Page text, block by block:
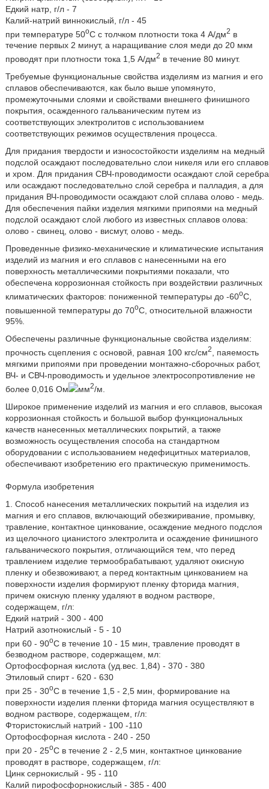
Едкий натр, г/л - 7
Калий-натрий виннокислый, г/л - 45
при температуре 50oC с толчком плотности тока 4 А/дм2 в
течение первых 2 минут, а наращивание слоя меди до 20 мкм
проводят при плотности тока 1,5 А/дм2 в течение 80 минут.
Требуемые функциональные свойства изделиям из магния и его
сплавов обеспечиваются, как было выше упомянуто,
промежуточными слоями и свойствами внешнего финишного
покрытия, осажденного гальваническим путем из
соответствующих электролитов с использованием
соответствующих режимов осуществления процесса.
Для придания твердости и износостойкости изделиям на медный
подслой осаждают последовательно слои никеля или его сплавов
и хром. Для придания СВЧ-проводимости осаждают слой серебра
или осаждают последовательно слой серебра и палладия, а для
придания ВЧ-проводимости осаждают слой сплава олово - медь.
Для обеспечения пайки изделия мягкими припоями на медный
подслой осаждают слой любого из известных сплавов олова:
олово - свинец, олово - висмут, олово - медь.
Проведенные физико-механические и климатические испытания
изделий из магния и его сплавов с нанесенными на его
поверхность металлическими покрытиями показали, что
обеспечена коррозионная стойкость при воздействии различных
климатических факторов: пониженной температуры до -60oC,
повышенной температуры до 70oC, относительной влажности
95%.
Обеспечены различные функциональные свойства изделиям:
прочность сцепления с основой, равная 100 кгс/см2
, паяемость
мягкими припоями при проведении монтажно-сборочных работ,
ВЧ- и СВЧ-проводимость и удельное электросопротивление не
более 0,016 Ом
мм2/м.
Широкое применение изделий из магния и его сплавов, высокая
коррозионная стойкость и большой выбор функциональных
качеств нанесенных металлических покрытий, а также
возможность осуществления способа на стандартном
оборудовании с использованием недефицитных материалов,
обеспечивают изобретению его практическую применимость.
Формула изобретения
1. Способ нанесения металлических покрытий на изделия из
магния и его сплавов, включающий обезжиривание, промывку,
травление, контактное цинкование, осаждение медного подслоя
из щелочного цианистого электролита и осаждение финишного
гальванического покрытия, отличающийся тем, что перед
травлением изделие термообрабатывают, удаляют окисную
пленку и обезвоживают, а перед контактным цинкованием на
поверхности изделия формируют пленку фторида магния,
причем окисную пленку удаляют в водном растворе,
содержащем, г/л:
Едкий натрий - 300 - 400
Натрий азотнокислый - 5 - 10
при 60 - 90oC в течение 10 - 15 мин, травление проводят в
безводном растворе, содержащем, мл:
Ортофосфорная кислота (уд.вес. 1,84) - 370 - 380
Этиловый спирт - 620 - 630
при 25 - 30oC в течение 1,5 - 2,5 мин, формирование на
поверхности изделия пленки фторида магния осуществляют в
водном растворе, содержащем, г/л:
Фтористокислый натрий - 100 -110
Ортофосфорная кислота - 240 - 250
при 20 - 25oC в течение 2 - 2,5 мин, контактное цинкование
проводят в растворе, содержащем, г/л:
Цинк сернокислый - 95 - 110
Калий пирофосфорнокислый - 385 - 400